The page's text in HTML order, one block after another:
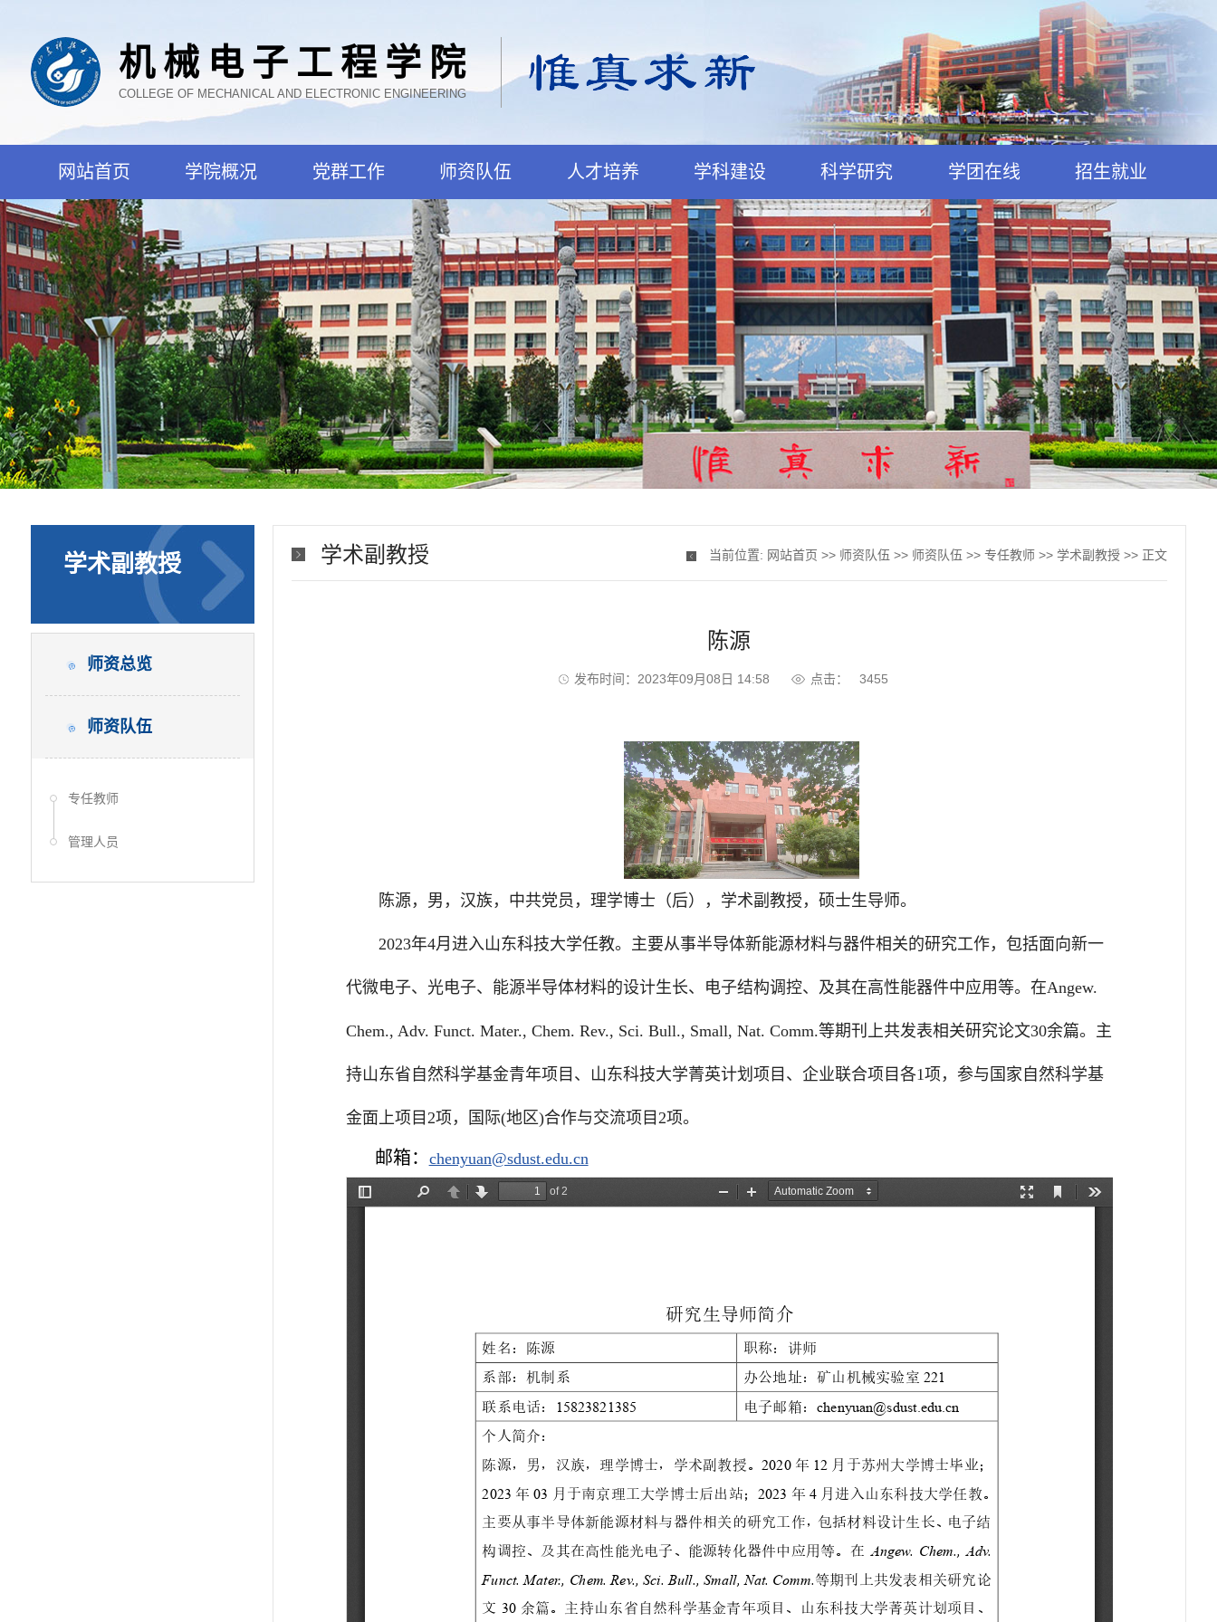
机械电子工程学院
COLLEGE OF MECHANICAL AND ELECTRONIC ENGINEERING
网站首页 学院概况 党群工作 师资队伍 人才培养 学科建设 科学研究 学团在线 招生就业
学术副教授
师资总览
师资队伍
专任教师
管理人员
学术副教授 当前位置: 网站首页 >> 师资队伍 >> 师资队伍 >>专任教师 >>学术副教授 >> 正文
陈源
发布时间：2023年09月08日 14:58 点击： 3455
陈源，男，汉族，中共党员，理学博士（后），学术副教授，硕士生导师。
2023年4月进入山东科技大学任教。主要从事半导体新能源材料与器件相关的研究工作，包括面向新一
代微电子、光电子、能源半导体材料的设计生长、电子结构调控、及其在高性能器件中应用等。在Angew.
Chem., Adv. Funct. Mater., Chem. Rev., Sci. Bull., Small, Nat. Comm.等期刊上共发表相关研究论文30余篇。主
持山东省自然科学基金青年项目、山东科技大学菁英计划项目、企业联合项目各1项，参与国家自然科学基
金面上项目 2项，国际(地区)合作与交流项目 2项。
邮箱： chenyuan@sdust.edu.cn